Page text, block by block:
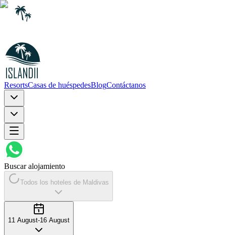
ResortsCasas de huéspedesBlogContáctanos
Buscar alojamiento
Todos los hoteles de Maldivas
11 August-16 August